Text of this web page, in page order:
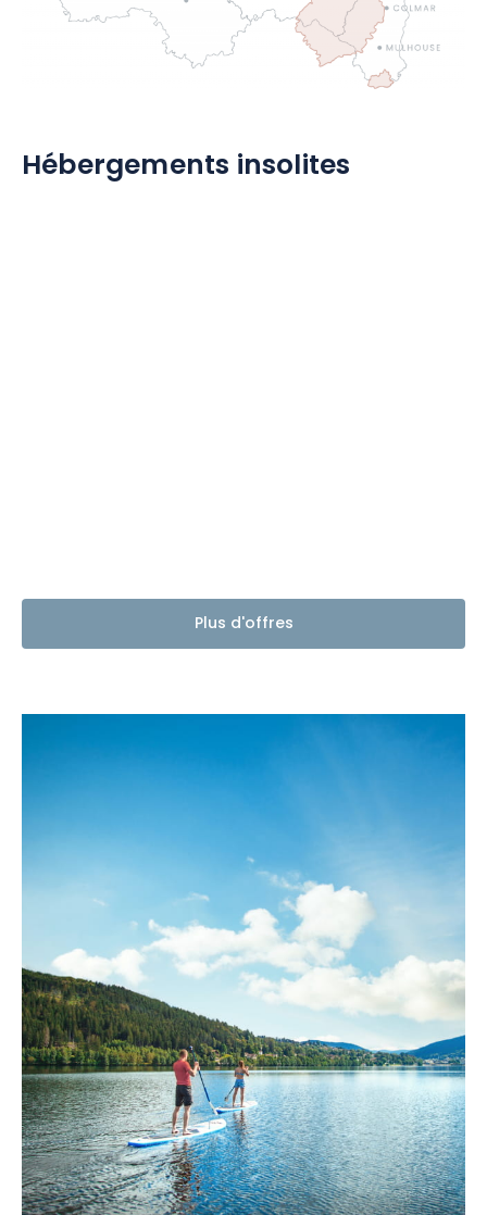
Hébergements insolites
Plus d'offres